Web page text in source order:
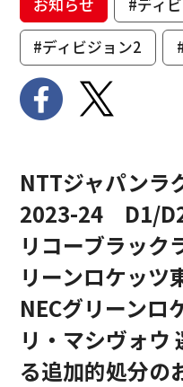
#ディ
#ディビジョン2
NTTジャパンラ
2023-24 D1/
リコーブラック
リーンロケッツ
NECグリーン
リ・マシヴォウ
る追加的処分の